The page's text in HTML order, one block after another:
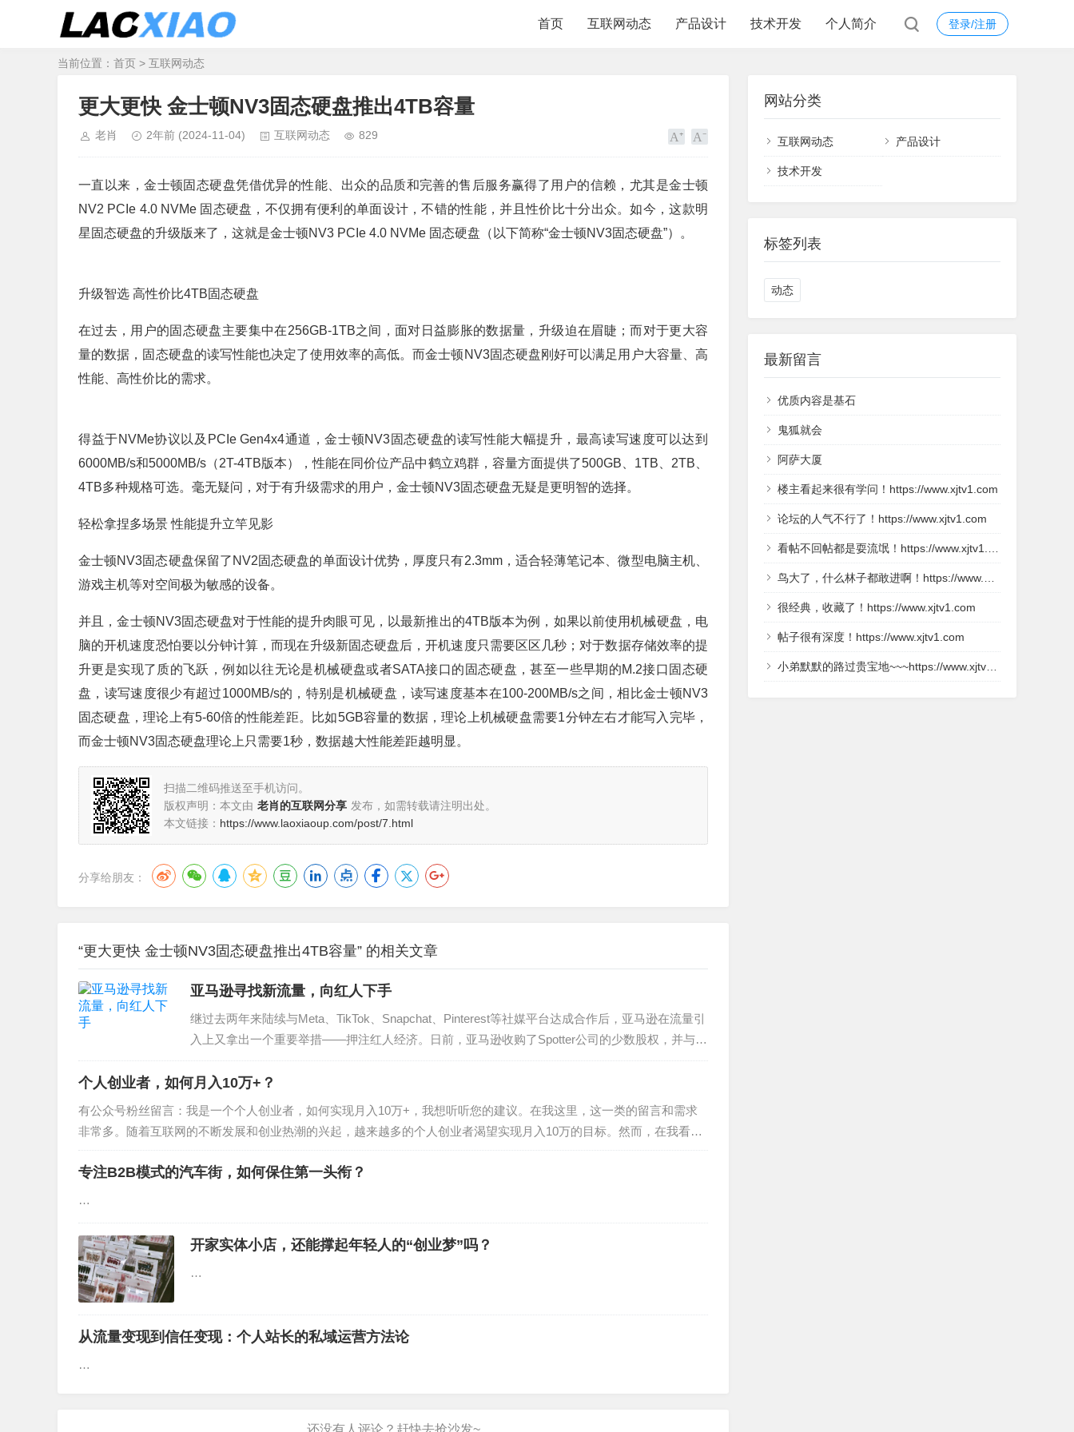
登录/注册
首页 互联网动态 产品设计 技术开发 个人简介
当前位置： 首页 > 互联网动态
更大更快 金士顿NV3固态硬盘推出4TB容量
老肖 2年前 (2024-11-04) 互联网动态 829
一直以来，金士顿固态硬盘凭借优异的性能、出众的品质和完善的售后服务赢得了用户的信赖，尤其是金士顿
NV2 PCIe 4.0 NVMe 固态硬盘，不仅拥有便利的单面设计，不错的性能，并且性价比十分出众。如今，这款明
星固态硬盘的升级版来了，这就是金士顿NV3 PCIe 4.0 NVMe 固态硬盘（以下简称“金士顿NV3固态硬盘”）。
升级智选 高性价比4TB固态硬盘
在过去，用户的固态硬盘主要集中在256GB-1TB之间，面对日益膨胀的数据量，升级迫在眉睫；而对于更大容
量的数据，固态硬盘的读写性能也决定了使用效率的高低。而金士顿NV3固态硬盘刚好可以满足用户大容量、高
性能、高性价比的需求。
得益于NVMe协议以及PCIe Gen4x4通道，金士顿NV3固态硬盘的读写性能大幅提升，最高读写速度可以达到
6000MB/s和5000MB/s（2T-4TB版本），性能在同价位产品中鹤立鸡群，容量方面提供了500GB、1TB、2TB、
4TB多种规格可选。毫无疑问，对于有升级需求的用户，金士顿NV3固态硬盘无疑是更明智的选择。
轻松拿捏多场景 性能提升立竿见影
金士顿NV3固态硬盘保留了NV2固态硬盘的单面设计优势，厚度只有2.3mm，适合轻薄笔记本、微型电脑主机、
游戏主机等对空间极为敏感的设备。
并且，金士顿NV3固态硬盘对于性能的提升肉眼可见，以最新推出的4TB版本为例，如果以前使用机械硬盘，电
脑的开机速度恐怕要以分钟计算，而现在升级新固态硬盘后，开机速度只需要区区几秒；对于数据存储效率的提
升更是实现了质的飞跃，例如以往无论是机械硬盘或者SATA接口的固态硬盘，甚至一些早期的M.2接口固态硬
盘，读写速度很少有超过1000MB/s的，特别是机械硬盘，读写速度基本在100-200MB/s之间，相比金士顿NV3
固态硬盘，理论上有5-60倍的性能差距。比如5GB容量的数据，理论上机械硬盘需要1分钟左右才能写入完毕，
而金士顿NV3固态硬盘理论上只需要1秒，数据越大性能差距越明显。
扫描二维码推送至手机访问。
版权声明：本文由 老肖的互联网分享 发布，如需转载请注明出处。
本文链接： https://www.laoxiaoup.com/post/7.html
分享给朋友：
“更大更快 金士顿NV3固态硬盘推出4TB容量” 的相关文章
亚马逊寻找新流量，向红人下手
继过去两年来陆续与Meta、TikTok、Snapchat、Pinterest等社媒平台达成合作后，亚马逊在流量引
入上又拿出一个重要举措——押注红人经济。日前，亚马逊收购了Spotter公司的少数股权，并与
Spotter达成合作，未来将在内容、渠道等多个方面为Spotter旗下红人带来新的盈利机会。…
个人创业者，如何月入10万+？
有公众号粉丝留言：我是一个个人创业者，如何实现月入10万+，我想听听您的建议。在我这里，这一类的留言和需求
非常多。随着互联网的不断发展和创业热潮的兴起，越来越多的个人创业者渴望实现月入10万的目标。然而，在我看
来，要想在竞争激烈的市场中脱颖而出，并实现如此可观的收入，个人创业者需要采取一些有效的策略…
专注B2B模式的汽车街，如何保住第一头衔？
…
开家实体小店，还能撑起年轻人的“创业梦”吗？
…
从流量变现到信任变现：个人站长的私域运营方法论
…
网站分类
互联网动态 产品设计
技术开发
标签列表
动态
最新留言
优质内容是基石
鬼狐就会
阿萨大厦
楼主看起来很有学问！https://www.xjtv1.com
论坛的人气不行了！https://www.xjtv1.com
看帖不回帖都是耍流氓！https://www.xjtv1.com
鸟大了，什么林子都敢进啊！https://www.2kdy.com
很经典，收藏了！https://www.xjtv1.com
帖子很有深度！https://www.xjtv1.com
小弟默默的路过贵宝地~~~https://www.xjtv1.com